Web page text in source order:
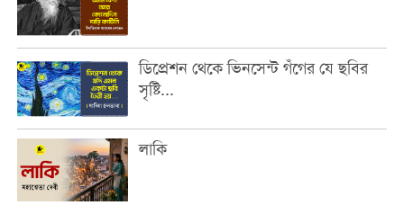
ডিপ্রেশন থেকে ভিনসেন্ট গঁগের যে ছবির
সৃষ্টি...
লাকি